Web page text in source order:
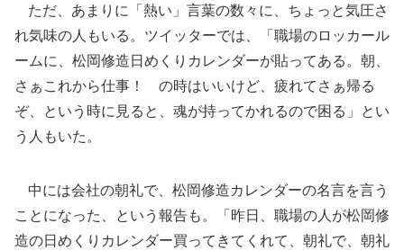
ただ、あまりに「熱い」言葉の数々に、ちょっと気圧さ
れ気味の人もいる。ツイッターでは、「職場のロッカール
ームに、松岡修造日めくりカレンダーが貼ってある。朝、
さぁこれから仕事！ の時はいいけど、疲れてさぁ帰る
ぞ、という時に見ると、魂が持ってかれるので困る」とい
う人もいた。
中には会社の朝礼で、松岡修造カレンダーの名言を言う
ことになった、という報告も。「昨日、職場の人が松岡修
造の日めくりカレンダー買ってきてくれて、朝礼で、朝礼